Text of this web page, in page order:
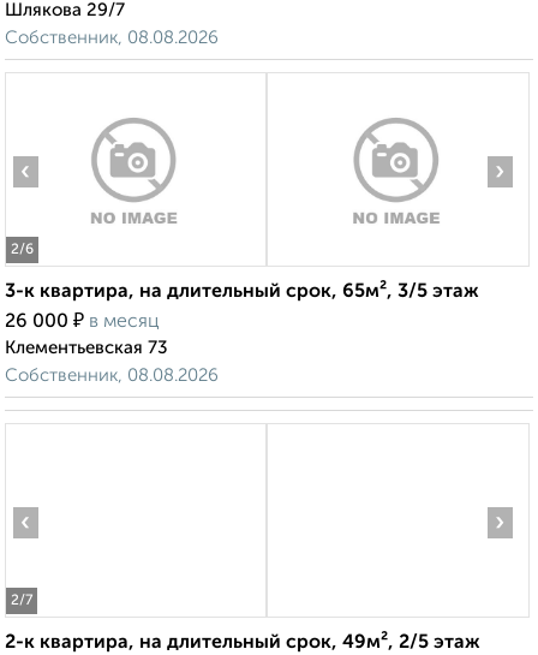
Шлякова 29/7
Собственник, 08.08.2026
2/6
‹ ›
3-к квартира, на длительный срок, 65м², 3/5 этаж
26 000 ₽ в месяц
Клементьевская 73
Собственник, 08.08.2026
2/7
‹ ›
2-к квартира, на длительный срок, 49м², 2/5 этаж